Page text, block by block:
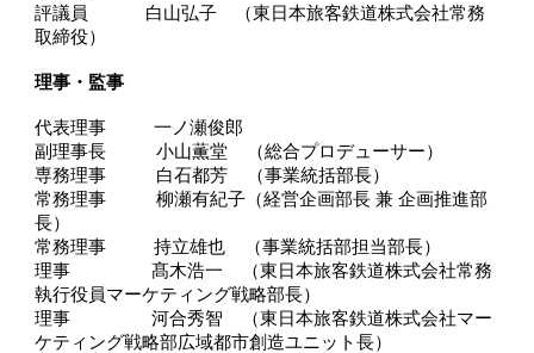
評議員 白山弘子
（東日本旅客鉄道株式会社常務
取締役）
理事・監事
代表理事
一ノ瀬俊郎
副理事長 小山薫堂 （総合プロデューサー）
専務理事 白石都芳 （事業統括部長）
常務理事 柳瀬有紀子 （経営企画部長 兼企画推進部
長）
常務理事
持立雄也 （事業統括部担当部長）
理事 髙木浩一 （東日本旅客鉄道株式会社常務
執行役員マーケティング戦略部長）
理事 河合秀智 （東日本旅客鉄道株式会社マー
ケティング戦略部広域都市創造ユニット長）